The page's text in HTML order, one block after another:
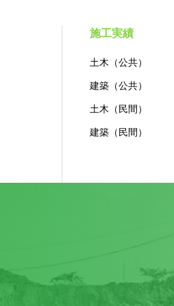
施工実績
土木（公共）
建築（公共）
土木（民間）
建築（民間）